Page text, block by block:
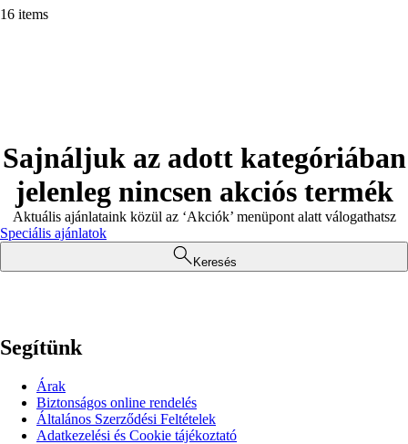
16 items
Sajnáljuk az adott kategóriában
jelenleg nincsen akciós termék
Aktuális ajánlataink közül az ‘Akciók’ menüpont alatt válogathatsz
Speciális ajánlatok
Keresés
Segítünk
Árak
Biztonságos online rendelés
Általános Szerződési Feltételek
Adatkezelési és Cookie tájékoztató